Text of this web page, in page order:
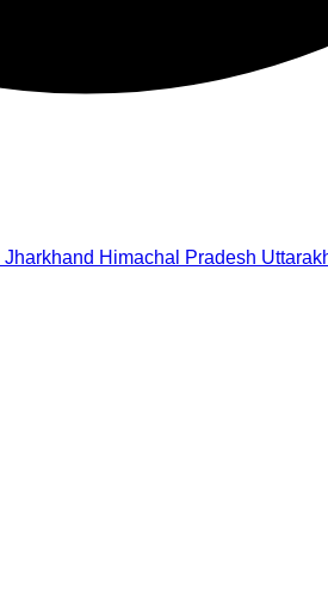
Jharkhand Himachal Pradesh